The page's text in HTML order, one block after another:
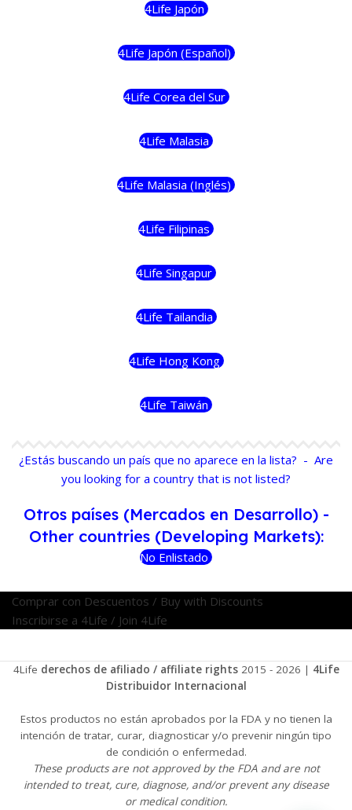
4Life Japón
4Life Japón (Español)
4Life Corea del Sur
4Life Malasia
4Life Malasia (Inglés)
4Life Filipinas
4Life Singapur
4Life Tailandia
4Life Hong Kong
4Life Taiwán
¿Estás buscando un país que no aparece en la lista? - Are
you looking for a country that is not listed?
Otros países (Mercados en Desarrollo) -
Other countries (Developing Markets):
No Enlistado
Comprar con Descuentos / Buy with Discounts
Inscribirse a 4Life / Join 4Life
4Life derechos de afiliado / affiliate rights 2015 - 2026 | 4Life
Distribuidor Internacional
Estos productos no están aprobados por la FDA y no tienen la
intención de tratar, curar, diagnosticar y/o prevenir ningún tipo
de condición o enfermedad.
These products are not approved by the FDA and are not
intended to treat, cure, diagnose, and/or prevent any disease
or medical condition.